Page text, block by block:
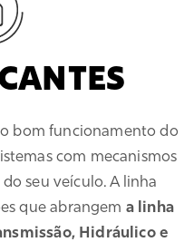
bom funcionamento do
com mecanismos
seu veículo. A linha
que abrangem a linha
Hidráulico e